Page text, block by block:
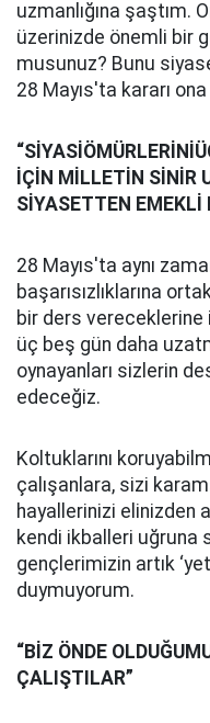
uzmanlığına şaştım.
üzerinizde önemli bir
musunuz? Bunu
28 Mayıs'ta kararı
İÇİN MİLLETİN SİNİR
SİYASETTEN EMEKLİ
28 Mayıs'ta aynı
başarısızlıklarına
bir ders vereceklerine
üç beş gün daha
oynayanları sizlerin
edeceğiz.
Koltuklarını
çalışanlara, sizi
hayallerinizi elinizden
kendi ikballeri uğruna
gençlerimizin artık
duymuyorum.
“BİZ ÖNDE
ÇALIŞTILAR”